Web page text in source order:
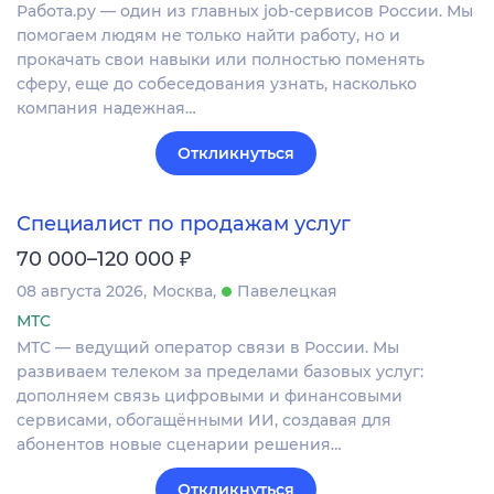
Работа.ру — один из главных job-сервисов России. Мы
помогаем людям не только найти работу, но и
прокачать свои навыки или полностью поменять
сферу, еще до собеседования узнать, насколько
компания надежная…
Откликнуться
Специалист по продажам услуг
70 000–120 000 ₽
08 августа 2026 Москва
Павелецкая
МТС
МТС — ведущий оператор связи в России. Мы
развиваем телеком за пределами базовых услуг:
дополняем связь цифровыми и финансовыми
сервисами, обогащёнными ИИ, создавая для
абонентов новые сценарии решения…
Откликнуться